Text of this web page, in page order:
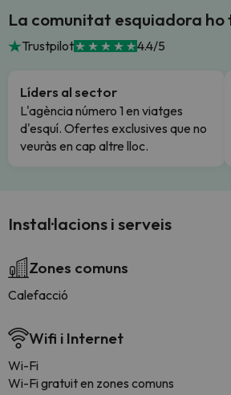
La comunitat esquiadora ho
Trustpilot 4.4/5
Líders al sector
L'agència número 1 en viatges
d'esquí. Ofertes exclusives que no
veuràs en cap altre lloc.
Instal·lacions i serveis
Zones comuns
Calefacció
Wifi i Internet
Wi-Fi
Wi-Fi gratuit en zones comuns